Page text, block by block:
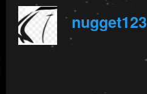
nugget123